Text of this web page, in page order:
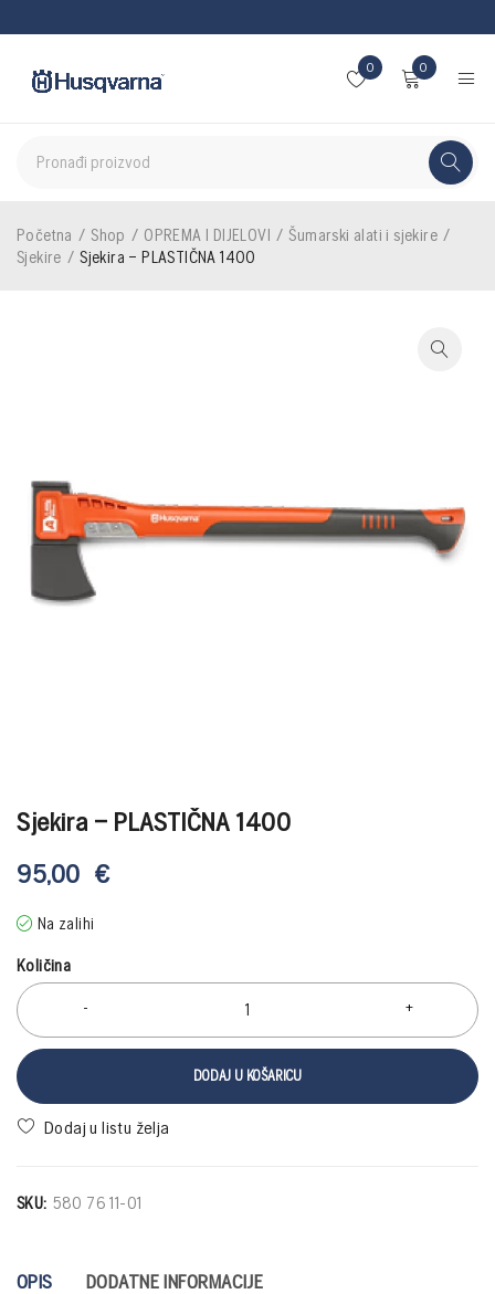
0 0
Početna / Shop / OPREMA I DIJELOVI / Šumarski alati i sjekire /
Sjekire / Sjekira – PLASTIČNA 1400
Sjekira – PLASTIČNA 1400
95,00 €
Na zalihi
Količina
DODAJ U KOŠARICU
SKU: 580 76 11-01
OPIS DODATNE INFORMACIJE